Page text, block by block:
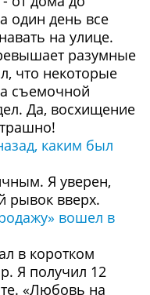
один день все
на улице.
разумные
что некоторые
съемочной
Да, восхищение
каким был
Я уверен,
рывок вверх.
вошел в
в коротком
Я получил 12
«Любовь на